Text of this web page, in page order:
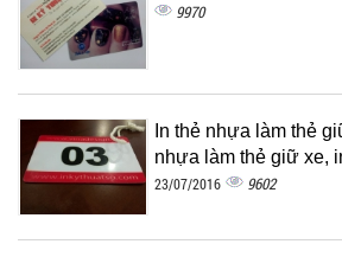
9970
In thẻ nhựa làm thẻ
nhựa làm thẻ giữ xe,
23/07/2016 9602